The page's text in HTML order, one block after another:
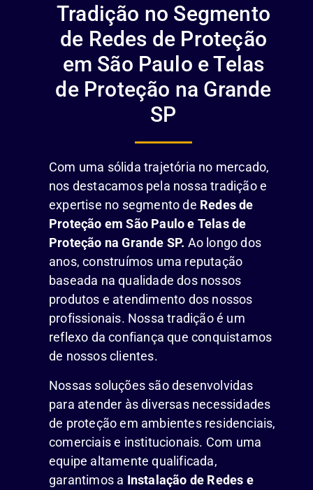
Tradição no Segmento
de Redes de Proteção
em São Paulo e Telas
de Proteção na Grande
SP
Com uma sólida trajetória no mercado,
nos destacamos pela nossa tradição e
expertise no segmento de Redes de
Proteção em São Paulo e Telas de
Proteção na Grande SP. Ao longo dos
anos, construímos uma reputação
baseada na qualidade dos nossos
produtos e atendimento dos nossos
profissionais. Nossa tradição é um
reflexo da confiança que conquistamos
de nossos clientes.
Nossas soluções são desenvolvidas
para atender às diversas necessidades
de proteção em ambientes residenciais,
comerciais e institucionais. Com uma
equipe altamente qualificada,
garantimos a Instalação de Redes e